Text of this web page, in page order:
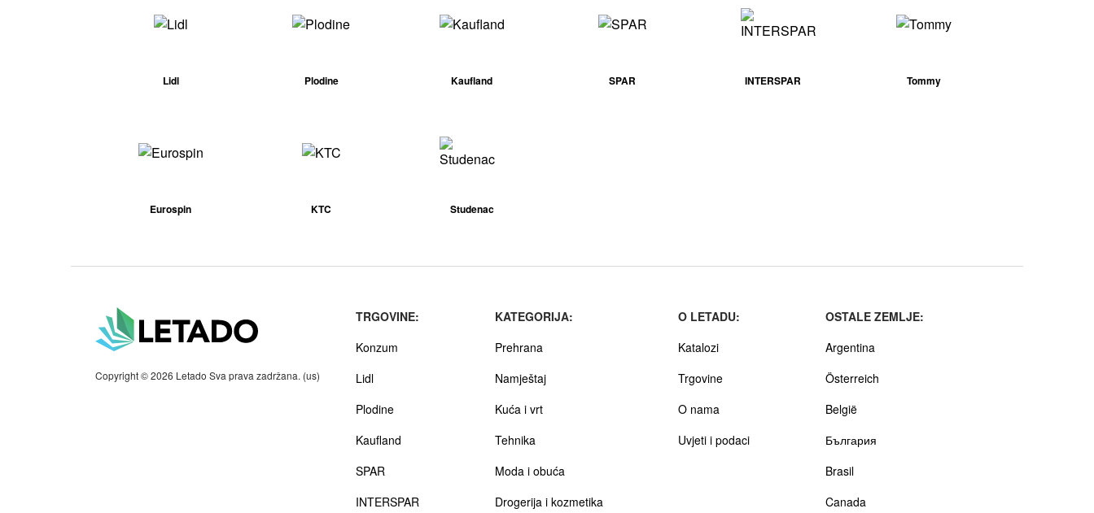
Lidl Plodine Kaufland SPAR INTERSPAR Tommy
Eurospin KTC Studenac
Copyright © 2026 Letado Sva prava zadržana. (us)
TRGOVINE:
Konzum
Lidl
Plodine
Kaufland
SPAR
INTERSPAR
KATEGORIJA:
Prehrana
Namještaj
Kuća i vrt
Tehnika
Moda i obuća
Drogerija i kozmetika
O LETADU:
Katalozi
Trgovine
O nama
Uvjeti i podaci
OSTALE ZEMLJE:
Argentina
Österreich
België
България
Brasil
Canada